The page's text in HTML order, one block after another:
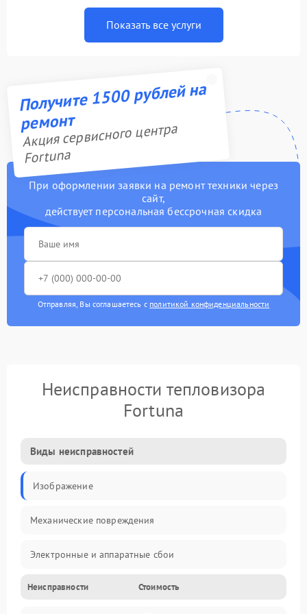
Показать все услуги
Получите 1500 рублей на
ремонт
Акция сервисного центра
Fortuna
При оформлении заявки на ремонт техники через
сайт,
действует персональная бессрочная скидка
Отправляя, Вы соглашаетесь с политикой конфиденциальности
Неисправности тепловизора
Fortuna
Виды неисправностей
Изображение
Механические повреждения
Электронные и аппаратные сбои
Неисправности сенсора и оптики
Неисправности Стоимость